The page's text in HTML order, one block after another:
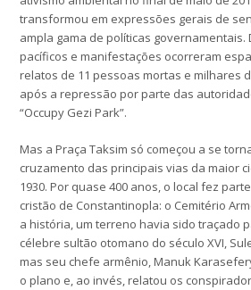
transformou em expressões gerais de
ampla gama de políticas
pacíficos e manifestações ocorreram
relatos de 11 pessoas mortas e milhares
após a repressão por parte das
“Occupy Gezi Park”.
Mas a Praça Taksim só começou a se
cruzamento das principais vias da maior
1930. Por quase 400 anos, o local fez
cristão de Constantinopla: o Cemitério
a história, um terreno havia sido traçado
célebre sultão otomano do século XVI,
mas seu chefe armênio, Manuk
o plano e, ao invés, relatou os